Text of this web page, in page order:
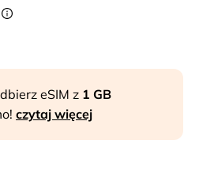
eSIM z 1 GB
czytaj więcej